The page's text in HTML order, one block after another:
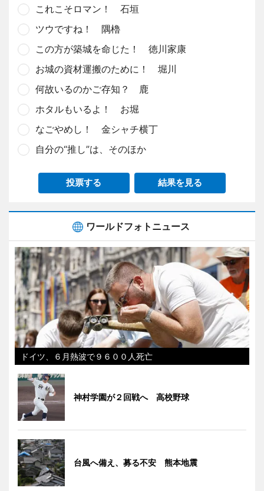
これこそロマン！ 石垣
ツウですね！ 隅櫓
この方が築城を命じた！ 徳川家康
お城の資材運搬のために！ 堀川
何故いるのかご存知？ 鹿
ホタルもいるよ！ お堀
なごやめし！ 金シャチ横丁
自分の“推し”は、そのほか
投票する 結果を見る
ワールドフォトニュース
ドイツ、６月熱波で９６００人死亡
神村学園が２回戦へ 高校野球
台風へ備え、募る不安 熊本地震